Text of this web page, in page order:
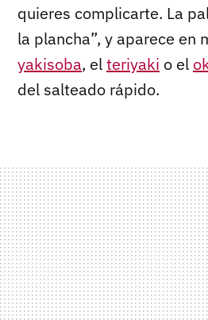
quieres complicarte. La
la plancha”, y aparece en
yakisoba, elteriyaki o el
del salteado rápido.